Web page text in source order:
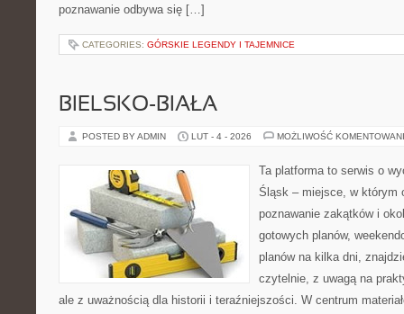
poznawanie odbywa się […]
CATEGORIES: GÓRSKIE LEGENDY I TAJEMNICE
BIELSKO-BIAŁA
POSTED BY ADMIN LUT - 4 - 2026 MOŻLIWOŚĆ
Ta platforma to serwis o
Śląsk – miejsce, w którym
poznawanie zakątków i
gotowych planów,
planów na kilka dni,
czytelnie, z uwagą na
ale z uważnością dla historii i teraźniejszości. W centrum